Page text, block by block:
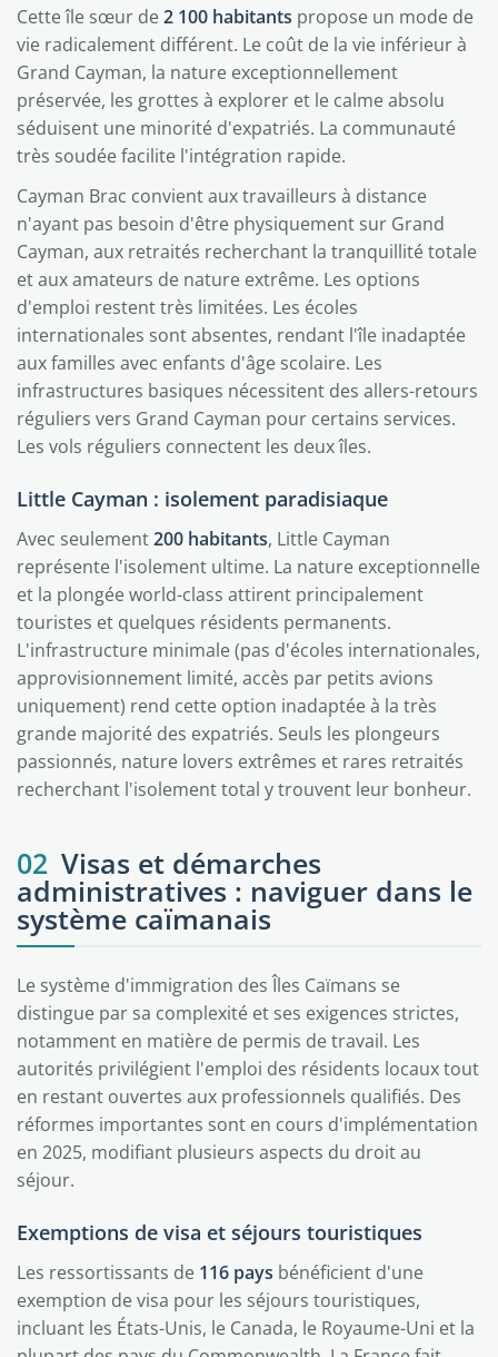
Cette île sœur de2 100 habitants propose un mode de
vie radicalement différent. Le coût de la vie inférieur à
Grand Cayman, la nature exceptionnellement
préservée, les grottes à explorer et le calme absolu
séduisent une minorité d'expatriés. La communauté
très soudée facilite l'intégration rapide.
Cayman Brac convient aux travailleurs à distance
n'ayant pas besoin d'être physiquement sur Grand
Cayman, aux retraités recherchant la tranquillité totale
et aux amateurs de nature extrême. Les options
d'emploi restent très limitées. Les écoles
internationales sont absentes, rendant l'île inadaptée
aux familles avec enfants d'âge scolaire. Les
infrastructures basiques nécessitent des allers-retours
réguliers vers Grand Cayman pour certains services.
Les vols réguliers connectent les deux îles.
Little Cayman : isolement paradisiaque
Avec seulement200 habitants, Little Cayman
représente l'isolement ultime. La nature exceptionnelle
et la plongée world-class attirent principalement
touristes et quelques résidents permanents.
L'infrastructure minimale (pas d'écoles internationales,
approvisionnement limité, accès par petits avions
uniquement) rend cette option inadaptée à la très
grande majorité des expatriés. Seuls les plongeurs
passionnés, nature lovers extrêmes et rares retraités
recherchant l'isolement total y trouvent leur bonheur.
02 Visas et démarches
administratives : naviguer dans le
système caïmanais
Le système d'immigration des Îles Caïmans se
distingue par sa complexité et ses exigences strictes,
notamment en matière de permis de travail. Les
autorités privilégient l'emploi des résidents locaux tout
en restant ouvertes aux professionnels qualifiés. Des
réformes importantes sont en cours d'implémentation
en 2025, modifiant plusieurs aspects du droit au
séjour.
Exemptions de visa et séjours touristiques
Les ressortissants de 116 pays bénéficient d'une
exemption de visa pour les séjours touristiques,
incluant les États-Unis, le Canada, le Royaume-Uni et la